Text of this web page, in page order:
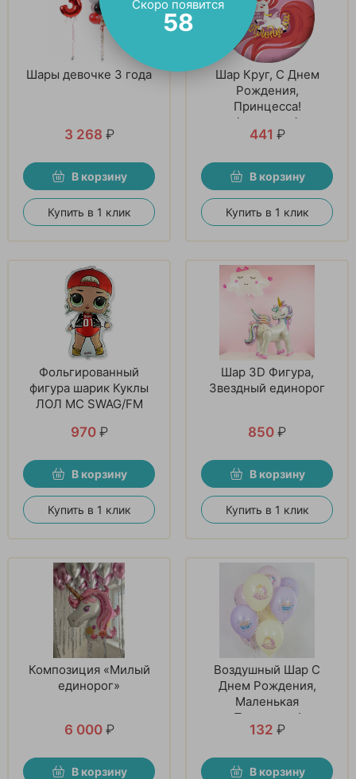
Шары девочке 3 года
3 268 ₽
В корзину
Купить в 1 клик
Шар Круг, С Днем
Рождения,
Принцесса!
(единорог)
441 ₽
В корзину
Купить в 1 клик
Фольгированный
фигура шарик Куклы
ЛОЛ MC SWAG/FM
970 ₽
В корзину
Купить в 1 клик
Шар 3D Фигура,
Звездный единорог
850 ₽
В корзину
Купить в 1 клик
Композиция «Милый
единорог»
6 000 ₽
В корзину
Воздушный Шар С
Днем Рождения,
Маленькая
Принцесса!
132 ₽
В корзину
Скоро появится
57